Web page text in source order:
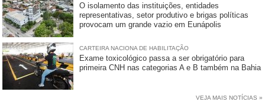
O isolamento das instituições, entidades
representativas, setor produtivo e brigas políticas
provocam um grande vazio em Eunápolis
CARTEIRA NACIONA DE HABILITAÇÃO
Exame toxicológico passa a ser obrigatório para
primeira CNH nas categorias A e B também na Bahia
VEJA MAIS NOTÍCIAS »